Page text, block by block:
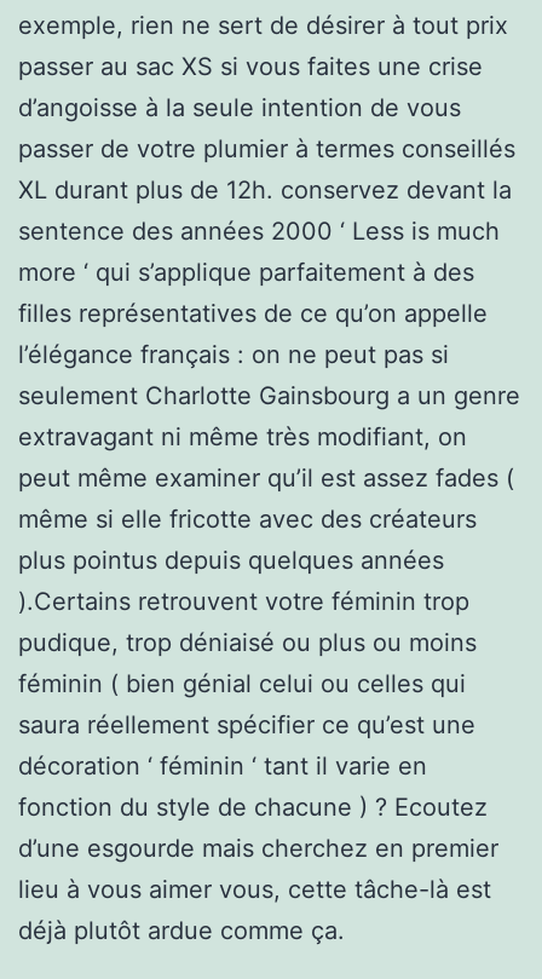
exemple, rien ne sert de désirer à tout prix
passer au sac XS si vous faites une crise
d’angoisse à la seule intention de vous
passer de votre plumier à termes conseillés
XL durant plus de 12h. conservez devant la
sentence des années 2000 ‘ Less is much
more ‘ qui s’applique parfaitement à des
filles représentatives de ce qu’on appelle
l’élégance français : on ne peut pas si
seulement Charlotte Gainsbourg a un genre
extravagant ni même très modifiant, on
peut même examiner qu’il est assez fades (
même si elle fricotte avec des créateurs
plus pointus depuis quelques années
).Certains retrouvent votre féminin trop
pudique, trop déniaisé ou plus ou moins
féminin ( bien génial celui ou celles qui
saura réellement spécifier ce qu’est une
décoration ‘ féminin ‘ tant il varie en
fonction du style de chacune ) ? Ecoutez
d’une esgourde mais cherchez en premier
lieu à vous aimer vous, cette tâche-là est
déjà plutôt ardue comme ça.